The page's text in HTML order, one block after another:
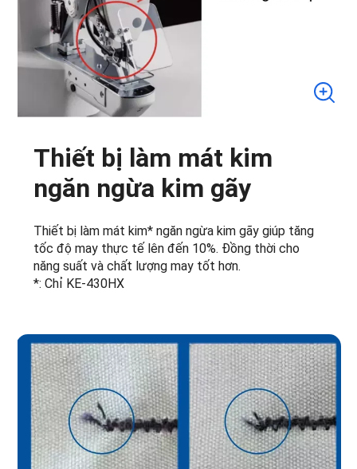
Thiết bị làm mát kim
ngăn ngừa kim gãy
Thiết bị làm mát kim* ngăn ngừa kim gãy giúp tăng
tốc độ may thực tế lên đến 10%. Đồng thời cho
năng suất và chất lượng may tốt hơn.
*: Chỉ KE-430HX